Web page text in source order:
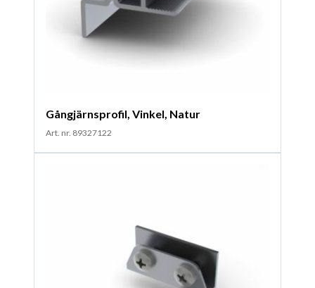
Gångjärnsprofil, Vinkel, Natur
Art. nr. 89327122